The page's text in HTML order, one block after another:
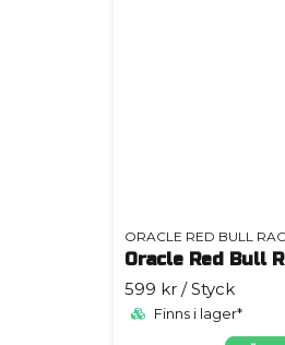
ORACLE RED BULL
Oracle Red Bull
599 kr / Styck
Finns i lager*